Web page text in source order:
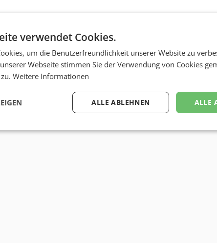
verwendet Cookies.
um die Benutzerfreundlichkeit unserer Website zu
Webseite stimmen Sie der Verwendung von Cookies
Weitere Informationen
ALLE
ALLE ABLEHNEN